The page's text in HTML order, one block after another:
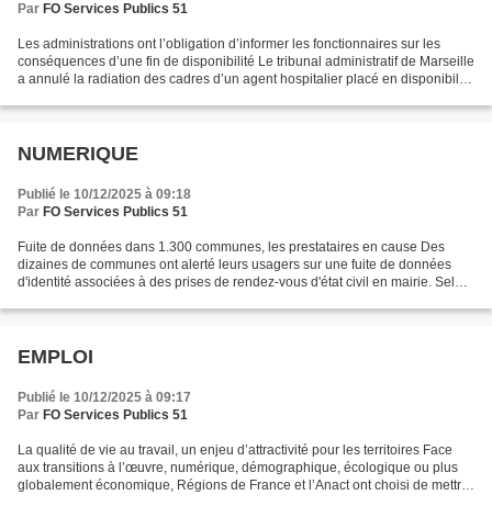
Par FO Services Publics 51
Les administrations ont l’obligation d’informer les fonctionnaires sur les
conséquences d’une fin de disponibilité Le tribunal administratif de Marseille
a annulé la radiation des cadres d’un agent hospitalier placé en disponibilité
NUMERIQUE
Publié le 10/12/2025 à 09:18
Par FO Services Publics 51
Fuite de données dans 1.300 communes, les prestataires en cause Des
dizaines de communes ont alerté leurs usagers sur une fuite de données
d'identité associées à des prises de rendez-vous d'état civil en mairie. Selon
EMPLOI
Publié le 10/12/2025 à 09:17
Par FO Services Publics 51
La qualité de vie au travail, un enjeu d’attractivité pour les territoires Face
aux transitions à l’œuvre, numérique, démographique, écologique ou plus
globalement économique, Régions de France et l’Anact ont choisi de mettre